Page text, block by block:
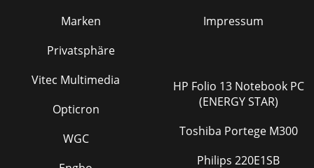
Marken
Privatsphäre
Impressum
Vitec Multimedia
Opticron
WGC
HP Folio 13 Notebook PC
(ENERGY STAR)
Toshiba Portege M300
Philips 220E1SB